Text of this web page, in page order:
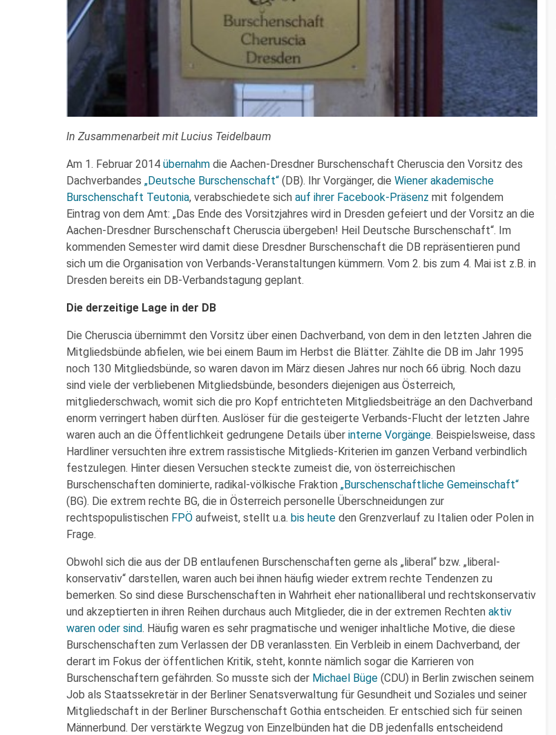
In Zusammenarbeit mit Lucius Teidelbaum
Am 1. Februar 2014 übernahm die Aachen-Dresdner Burschenschaft Cheruscia den Vorsitz des
Dachverbandes „Deutsche Burschenschaft“ (DB). Ihr Vorgänger, die Wiener akademische
Burschenschaft Teutonia, verabschiedete sich auf ihrer Facebook-Präsenz mit folgendem
Eintrag von dem Amt: „Das Ende des Vorsitzjahres wird in Dresden gefeiert und der Vorsitz an die
Aachen-Dresdner Burschenschaft Cheruscia übergeben! Heil Deutsche Burschenschaft“. Im
kommenden Semester wird damit diese Dresdner Burschenschaft die DB repräsentieren pund
sich um die Organisation von Verbands-Veranstaltungen kümmern. Vom 2. bis zum 4. Mai ist z.B. in
Dresden bereits ein DB-Verbandstagung geplant.
Die derzeitige Lage in der DB
Die Cheruscia übernimmt den Vorsitz über einen Dachverband, von dem in den letzten Jahren die
Mitgliedsbünde abfielen, wie bei einem Baum im Herbst die Blätter. Zählte die DB im Jahr 1995
noch 130 Mitgliedsbünde, so waren davon im März diesen Jahres nur noch 66 übrig. Noch dazu
sind viele der verbliebenen Mitgliedsbünde, besonders diejenigen aus Österreich,
mitgliederschwach, womit sich die pro Kopf entrichteten Mitgliedsbeiträge an den Dachverband
enorm verringert haben dürften. Auslöser für die gesteigerte Verbands-Flucht der letzten Jahre
waren auch an die Öffentlichkeit gedrungene Details über interne Vorgänge. Beispielsweise, dass
Hardliner versuchten ihre extrem rassistische Mitglieds-Kriterien im ganzen Verband verbindlich
festzulegen. Hinter diesen Versuchen steckte zumeist die, von österreichischen
Burschenschaften dominierte, radikal-völkische Fraktion „Burschenschaftliche Gemeinschaft“
(BG). Die extrem rechte BG, die in Österreich personelle Überschneidungen zur
rechtspopulistischen FPÖ aufweist, stellt u.a. bis heute den Grenzverlauf zu Italien oder Polen in
Frage.
Obwohl sich die aus der DB entlaufenen Burschenschaften gerne als „liberal“ bzw. „liberal-
konservativ“ darstellen, waren auch bei ihnen häufig wieder extrem rechte Tendenzen zu
bemerken. So sind diese Burschenschaften in Wahrheit eher nationalliberal und rechtskonservativ
und akzeptierten in ihren Reihen durchaus auch Mitglieder, die in der extremen Rechten aktiv
waren oder sind. Häufig waren es sehr pragmatische und weniger inhaltliche Motive, die diese
Burschenschaften zum Verlassen der DB veranlassten. Ein Verbleib in einem Dachverband, der
derart im Fokus der öffentlichen Kritik, steht, konnte nämlich sogar die Karrieren von
Burschenschaftern gefährden. So musste sich der Michael Büge (CDU) in Berlin zwischen seinem
Job als Staatssekretär in der Berliner Senatsverwaltung für Gesundheit und Soziales und seiner
Mitgliedschaft in der Berliner Burschenschaft Gothia entscheiden. Er entschied sich für seinen
Männerbund. Der verstärkte Wegzug von Einzelbünden hat die DB jedenfalls entscheidend